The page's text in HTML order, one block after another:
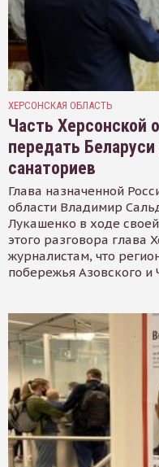
ХЕРСОНСКАЯ ОБЛАСТЬ
Часть Херсонской
передать
санаториев
Глава назначенной
области Владимир
Лукашенко в ходе
этого разговора глава
журналистам, что
побережья Азовского и